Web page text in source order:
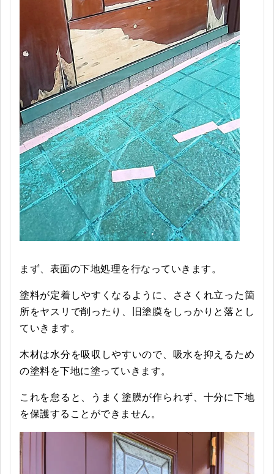
まず、表面の下地処理を行なっていきます。
塗料が定着しやすくなるように、ささくれ立った箇
所をヤスリで削ったり、旧塗膜をしっかりと落とし
ていきます。
木材は水分を吸収しやすいので、吸水を抑えるため
の塗料を下地に塗っていきます。
これを怠ると、うまく塗膜が作られず、十分に下地
を保護することができません。